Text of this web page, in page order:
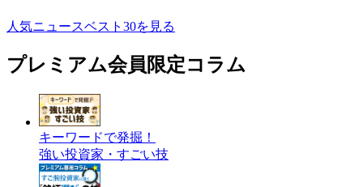
人気ニュースベスト30を見る
プレミアム会員限定コラム
キーワードで発掘！
強い投資家・すごい技